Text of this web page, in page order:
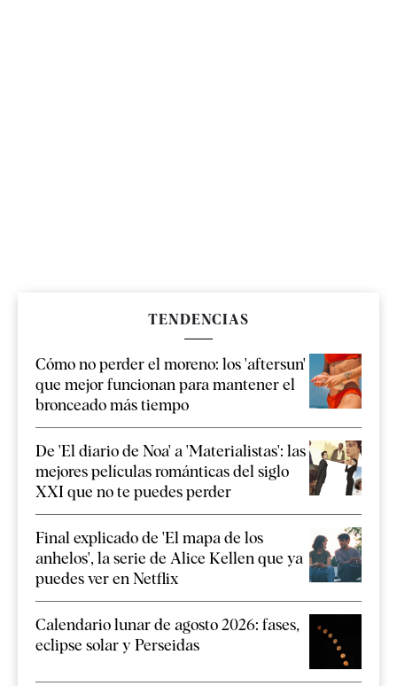
TENDENCIAS
Cómo no perder el moreno: los 'aftersun'
que mejor funcionan para mantener el
bronceado más tiempo
De 'El diario de Noa' a 'Materialistas': las
mejores películas románticas del siglo
XXI que no te puedes perder
Final explicado de 'El mapa de los
anhelos', la serie de Alice Kellen que ya
puedes ver en Netflix
Calendario lunar de agosto 2026: fases,
eclipse solar y Perseidas